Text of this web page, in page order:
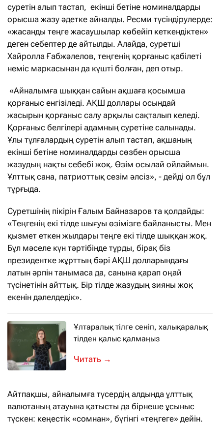
суретін алып тастап, екінші бетіне номиналдарды
орысша жазу әдетке айналды. Ресми түсіндірулерде:
«жасанды теңге жасаушылар көбейіп кеткендіктен»
деген себептер де айтылды. Алайда, суретші
Хайролла Ғабжәлелов, теңгенің қорғаныс қабілеті
неміс маркасынан да күшті болған, деп отыр.
«Айналымға шыққан сайын ақшаға қосымша
қорғаныс енгізіледі. АҚШ доллары осындай
жасырын қорғаныс салу арқылы сақталып келеді.
Қорғаныс белгілері адамның суретіне салынады.
Ұлы тұлғалардың суретін алып тастап, ақшаның
екінші бетіне номиналдарды сөзбен орысша
жазудың нақты себебі жоқ. Өзім осылай ойлаймын.
Ұлттық сана, патриоттық сезім әлсіз», - дейді ол бұл
тұрғыда.
Суретшінің пікірін Ғалым Байназаров та қолдайды:
«Теңгенің екі тілде шығуы өзімізге байланысты. Мен
қызмет еткен жылдары теңге екі тілде шыққан жоқ.
Бұл мәселе күн тәртібінде тұрды, бірақ біз
президентке жұрттың бәрі АҚШ долларындағы
латын әрпін танымаса да, санына қарап оңай
түсінетінін айттық. Бір тілде жазудың зияны жоқ
екенін дәлелдедік».
Ұлтаралық тілге сеніп, халықаралық
тілден қалыс қалмаңыз
Әлем елдеріндегі ағылшын тілін
→
Айтпақшы, айналымға түсердің алдында ұлттық
валютаның атауына қатысты да бірнеше ұсыныс
түскен: кеңестік «сомнан», бүгінгі «теңгеге» дейін.